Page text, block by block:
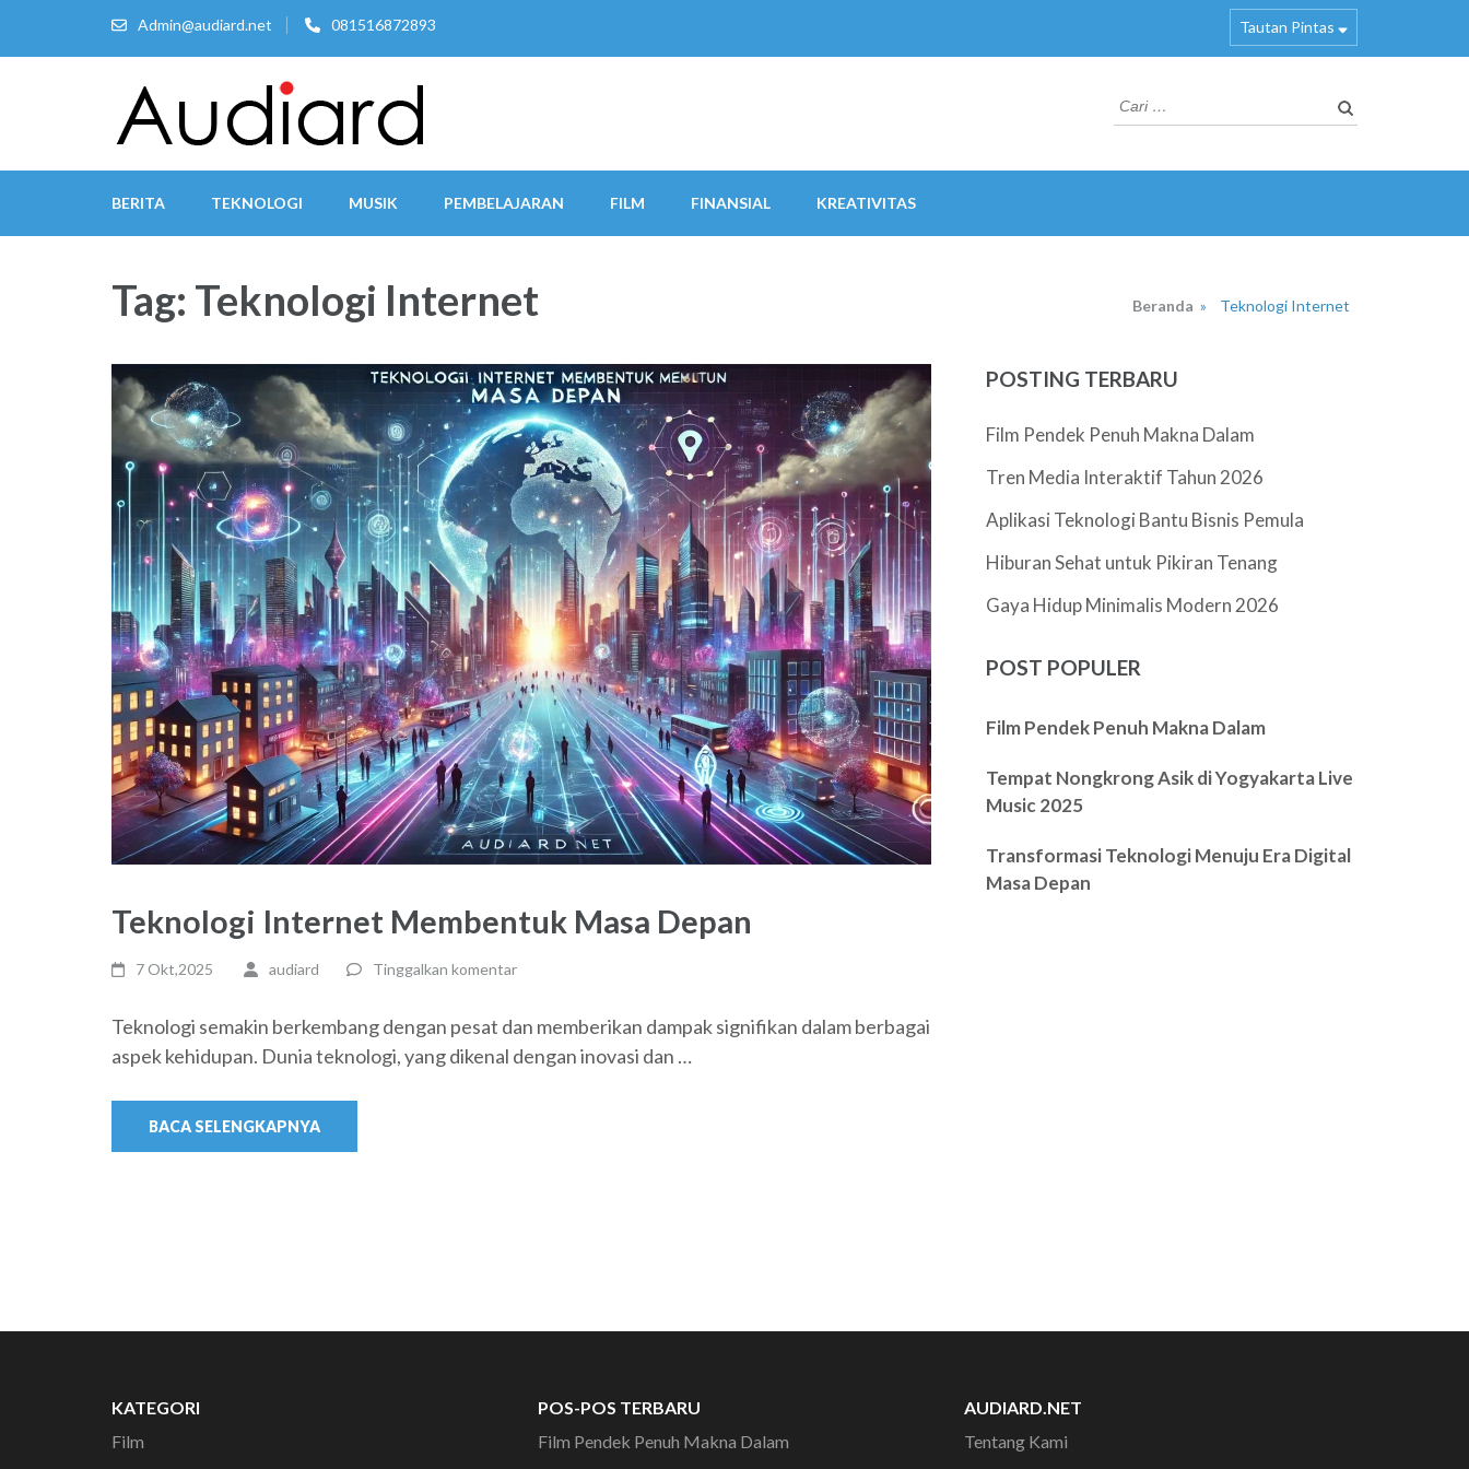
Admin@audiard.net 081516872893 Tautan Pintas
Cari
untuk:
BERITA TEKNOLOGI MUSIK PEMBELAJARAN FILM FINANSIAL KREATIVITAS
Tag: Teknologi Internet Beranda » Teknologi Internet
Teknologi Internet Membentuk Masa Depan
7 Okt,2025 audiard Tinggalkan komentar
Teknologi semakin berkembang dengan pesat dan memberikan dampak signifikan dalam berbagai
aspek kehidupan. Dunia teknologi, yang dikenal dengan inovasi dan …
BACA SELENGKAPNYA
POSTING TERBARU
Film Pendek Penuh Makna Dalam
Tren Media Interaktif Tahun 2026
Aplikasi Teknologi Bantu Bisnis Pemula
Hiburan Sehat untuk Pikiran Tenang
Gaya Hidup Minimalis Modern 2026
POST POPULER
Film Pendek Penuh Makna Dalam
Tempat Nongkrong Asik di Yogyakarta Live
Music 2025
Transformasi Teknologi Menuju Era Digital
Masa Depan
KATEGORI
Film
POS-POS TERBARU
Film Pendek Penuh Makna Dalam
AUDIARD.NET
Tentang Kami